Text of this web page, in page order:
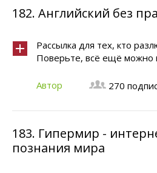
182. Английский без
Рассылка для тех, кто
Поверьте, всё ещё можно
Автор 270
183. Гипермир -
познания мира